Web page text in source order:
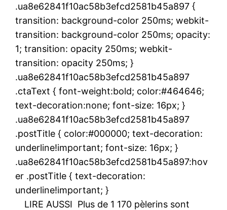
.ua8e62841f10ac58b3efcd2581b45a897 {
transition: background-color 250ms; webkit-
transition: background-color 250ms; opacity:
1; transition: opacity 250ms; webkit-
transition: opacity 250ms; }
.ua8e62841f10ac58b3efcd2581b45a897
.ctaText { font-weight:bold; color:#464646;
text-decoration:none; font-size: 16px; }
.ua8e62841f10ac58b3efcd2581b45a897
.postTitle { color:#000000; text-decoration:
underline!important; font-size: 16px; }
.ua8e62841f10ac58b3efcd2581b45a897:hov
er .postTitle { text-decoration:
underline!important; }
LIRE AUSSI Plus de 1 170 pèlerins sont